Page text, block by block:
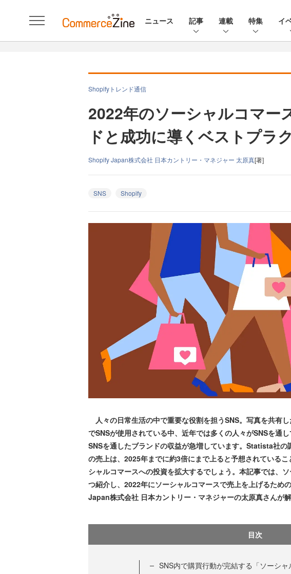
ニュース 記事 連載 特集 イ
Shopifyトレンド通信
2022年のソーシャルコマー
ドと成功に導くベストプラ
Shopify Japan株式会社 日本カントリー・マネジャー 太原真[著]
SNS Shopify
人々の日常生活の中で重要な役割を担うSNS。写真を共有
でSNSが使用されている中、近年では多くの人々がSNSを通
SNSを通したブランドの収益が急増しています。Statista社の
の売上は、2025年までに約3倍にまで上ると予想されている
シャルコマースへの投資を拡大するでしょう。本記事では、
つ紹介し、2022年にソーシャルコマースで売上を上げるため
Japan株式会社 日本カントリー・マネジャーの太原真さんが解
目次
SNS内で購買行動が完結する「ソーシャ